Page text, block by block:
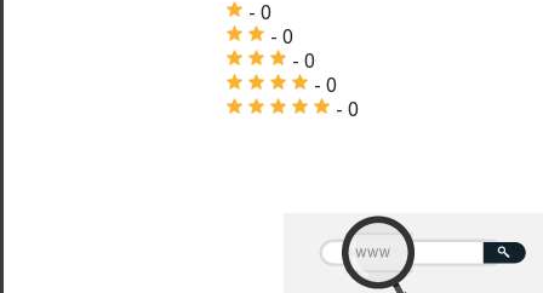
- 0
- 0
- 0
- 0
- 0